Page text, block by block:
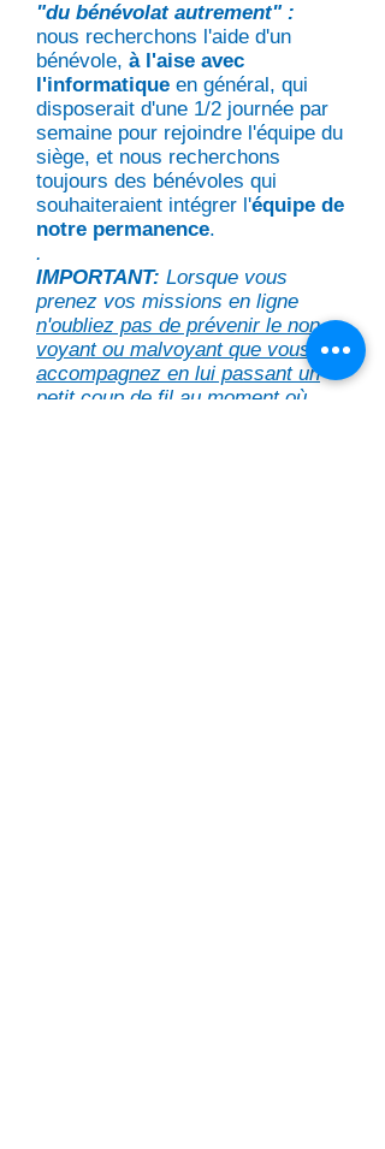
"du bénévolat autrement" :
nous recherchons l'aide d'un
bénévole, à l'aise avec
l'informatique en général, qui
disposerait d'une 1/2 journée par
semaine pour rejoindre l'équipe du
siège, et nous recherchons
toujours des bénévoles qui
souhaiteraient intégrer l'équipe de
notre permanence.
.
​IMPORTANT: Lorsque vous
prenez vos missions en ligne
n'oubliez pas de prévenir le non-
voyant ou malvoyant que vous
accompagnez en lui passant un
petit coup de fil au moment où